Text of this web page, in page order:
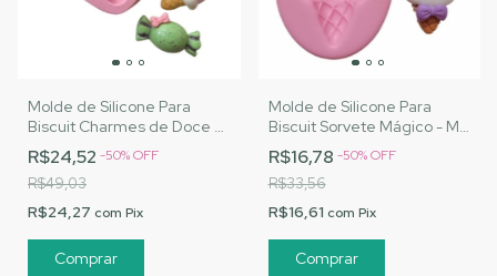
Molde de Silicone Para
Biscuit Charmes de Doce -
MJ Artesanatos |Cód. 2822
R$24,52 -50%OFF
R$49,03
R$24,27 com Pix
Molde de Silicone Para
Biscuit Sorvete Mágico - MJ
Artesanatos |Cód. 2823
R$16,78 -50%OFF
R$33,56
R$16,61 com Pix